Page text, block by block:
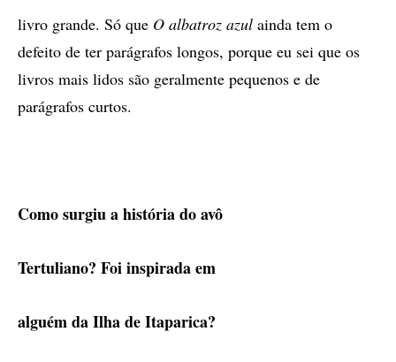
livro grande. Só que O albatroz azul ainda tem o
defeito de ter parágrafos longos, porque eu sei que os
livros mais lidos são geralmente pequenos e de
parágrafos curtos.
Como surgiu a história do avô
Tertuliano? Foi inspirada em
alguém da Ilha de Itaparica?